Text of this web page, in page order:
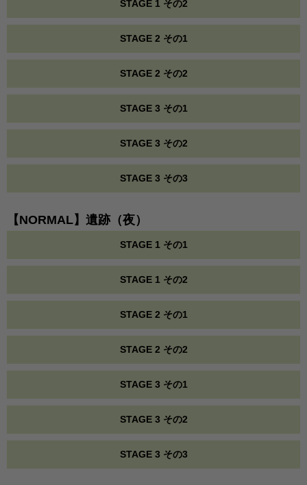
STAGE 1 その2
STAGE 2 その1
STAGE 2 その2
STAGE 3 その1
STAGE 3 その2
STAGE 3 その3
【NORMAL】遺跡（夜）
STAGE 1 その1
STAGE 1 その2
STAGE 2 その1
STAGE 2 その2
STAGE 3 その1
STAGE 3 その2
STAGE 3 その3